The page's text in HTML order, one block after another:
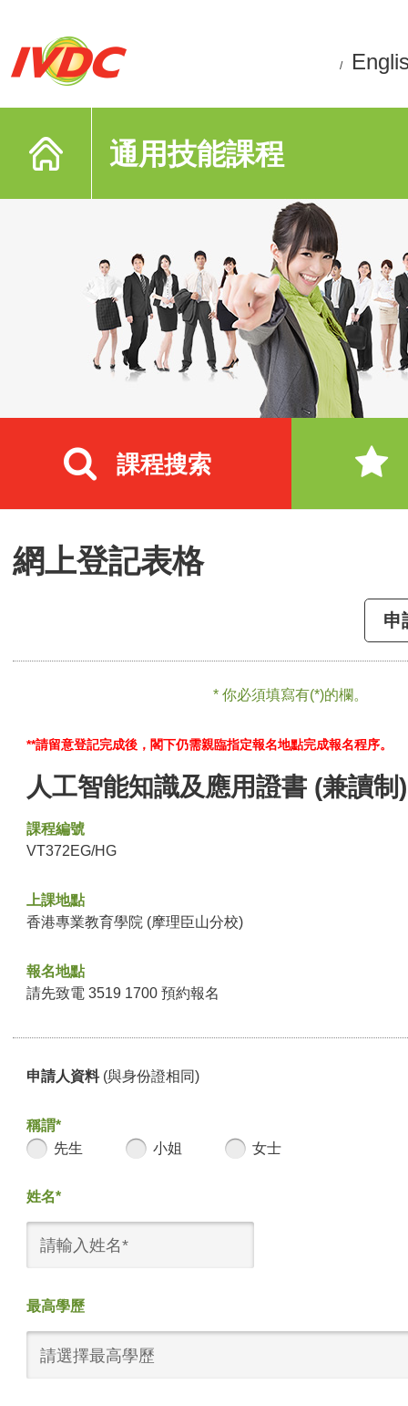
/
通用技能課程
課程搜索
網上登記表格
申
* 你必須填寫有(*)的欄。
**請留意登記完成後，閣下仍需親臨指定報名地點完成報名程序。
人工智能知識及應用證書 (兼讀制)
課程編號
VT372EG/HG
上課地點
香港專業教育學院 (摩理臣山分校)
報名地點
請先致電 3519 1700 預約報名
申請人資料 (與身份證相同)
稱謂*
先生
小姐 女士
姓名*
最高學歷
請選擇最高學歷